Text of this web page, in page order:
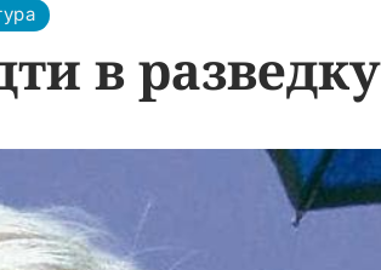
в разведку